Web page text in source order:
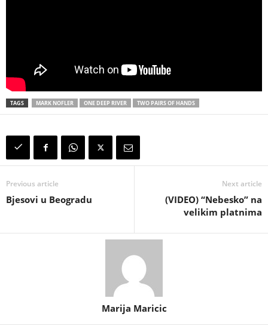
TAGS MARK NOFLER ONE DEEP RIVER TWO PAIRS OF HANDS
Previous article
Bjesovi u Beogradu
Next article
(VIDEO) “Nebesko” na
velikim platnima
Marija Maricic